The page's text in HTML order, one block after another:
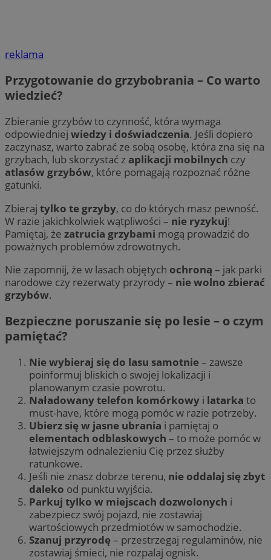
reklama
Przygotowanie do grzybobrania – Co warto
wiedzieć?
Zbieranie grzybów to czynność, która wymaga
odpowiedniej wiedzy i doświadczenia. Jeśli dopiero
zaczynasz, warto zabrać ze sobą osobę, która zna się na
grzybach, lub skorzystać z aplikacji mobilnych czy
atlasów grzybów, które pomagają rozpoznać różne
gatunki.
Zbieraj tylko te grzyby, co do których masz pewność.
W razie jakichkolwiek wątpliwości – nie ryzykuj!
Pamiętaj, że zatrucia grzybami mogą prowadzić do
poważnych problemów zdrowotnych.
Nie zapomnij, że w lasach objętych ochroną – jak parki
narodowe czy rezerwaty przyrody – nie wolno zbierać
grzybów.
Bezpieczne poruszanie się po lesie – o czym
pamiętać?
Nie wybieraj się do lasu samotnie– zawsze
poinformuj bliskich o swojej lokalizacji i
planowanym czasie powrotu.
Naładowany telefon komórkowy i latarka to
must-have, które mogą pomóc w razie potrzeby.
Ubierz się w jasne ubrania i pamiętaj o
elementach odblaskowych – to może pomóc w
łatwiejszym odnalezieniu Cię przez służby
ratunkowe.
Jeśli nie znasz dobrze terenu, nie oddalaj się zbyt
daleko od punktu wyjścia.
Parkuj tylko w miejscach dozwolonych i
zabezpiecz swój pojazd, nie zostawiaj
wartościowych przedmiotów w samochodzie.
Szanuj przyrodę– przestrzegaj regulaminów, nie
zostawiaj śmieci, nie rozpalaj ognisk.